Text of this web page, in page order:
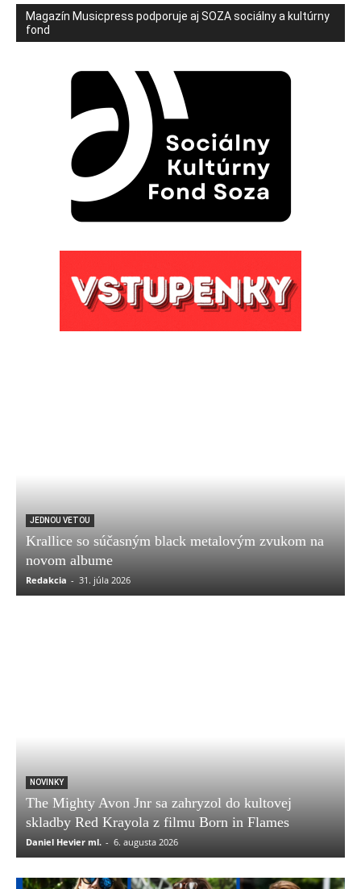
Magazín Musicpress podporuje aj SOZA sociálny a kultúrny
fond
JEDNOU VETOU
Krallice so súčasným black metalovým zvukom na
novom albume
Redakcia - 31. júla 2026
NOVINKY
The Mighty Avon Jnr sa zahryzol do kultovej
skladby Red Krayola z filmu Born in Flames
Daniel Hevier ml. - 6. augusta 2026